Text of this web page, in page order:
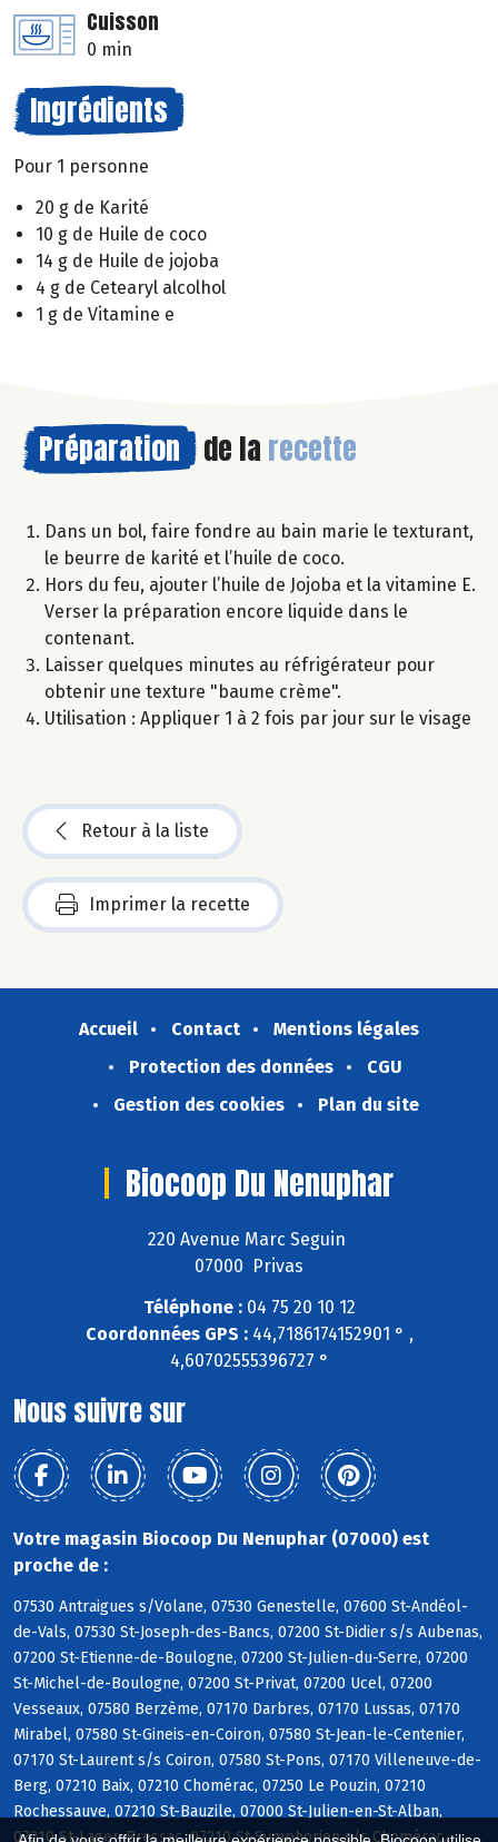
Cuisson
0 min
Ingrédients
Pour 1 personne
20 g de Karité
10 g de Huile de coco
14 g de Huile de jojoba
4 g de Cetearyl alcolhol
1 g de Vitamine e
Préparation de la recette
Dans un bol, faire fondre au bain marie le texturant,
le beurre de karité et l’huile de coco.
Hors du feu, ajouter l’huile de Jojoba et la vitamine E.
Verser la préparation encore liquide dans le
contenant.
Laisser quelques minutes au réfrigérateur pour
obtenir une texture "baume crème".
Utilisation : Appliquer 1 à 2 fois par jour sur le visage
Retour à la liste
Imprimer la recette
Accueil Contact
Mentions légales
Protection des données
CGU
Gestion des cookies
Plan du site
Biocoop Du Nenuphar
220 Avenue Marc Seguin
07000 Privas
Téléphone :04 75 20 10 12
Coordonnées GPS :44,7186174152901 ° ,
4,60702555396727 °
Nous suivre sur
Votre magasin Biocoop Du Nenuphar (07000) est
proche de :
07530 Antraigues s/Volane, 07530 Genestelle, 07600 St-Andéol-
de-Vals, 07530 St-Joseph-des-Bancs, 07200 St-Didier s/s Aubenas,
07200 St-Etienne-de-Boulogne, 07200 St-Julien-du-Serre, 07200
St-Michel-de-Boulogne, 07200 St-Privat, 07200 Ucel, 07200
Vesseaux, 07580 Berzème, 07170 Darbres, 07170 Lussas, 07170
Mirabel, 07580 St-Gineis-en-Coiron, 07580 St-Jean-le-Centenier,
07170 St-Laurent s/s Coiron, 07580 St-Pons, 07170 Villeneuve-de-
Berg, 07210 Baix, 07210 Chomérac, 07250 Le Pouzin, 07210
Rochessauve, 07210 St-Bauzile, 07000 St-Julien-en-St-Alban,
07210 St-Lager-Bressac, 07210 St-Symphorien s/s Chomérac,